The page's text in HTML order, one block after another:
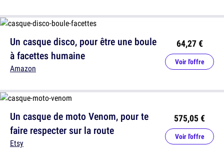
Un casque disco, pour être une boule
à facettes humaine
Amazon
64,27 €
Voir l'offre
Un casque de moto Venom, pour te
faire respecter sur la route
Etsy
575,05 €
Voir l'offre